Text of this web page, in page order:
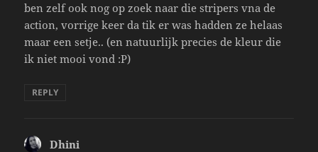
ben zelf ook nog op zoek naar die stripers vna de
action, vorrige keer da tik er was hadden ze helaas
maar een setje.. (en natuurlijk precies de kleur die
ik niet mooi vond :P)
REPLY
Dhini